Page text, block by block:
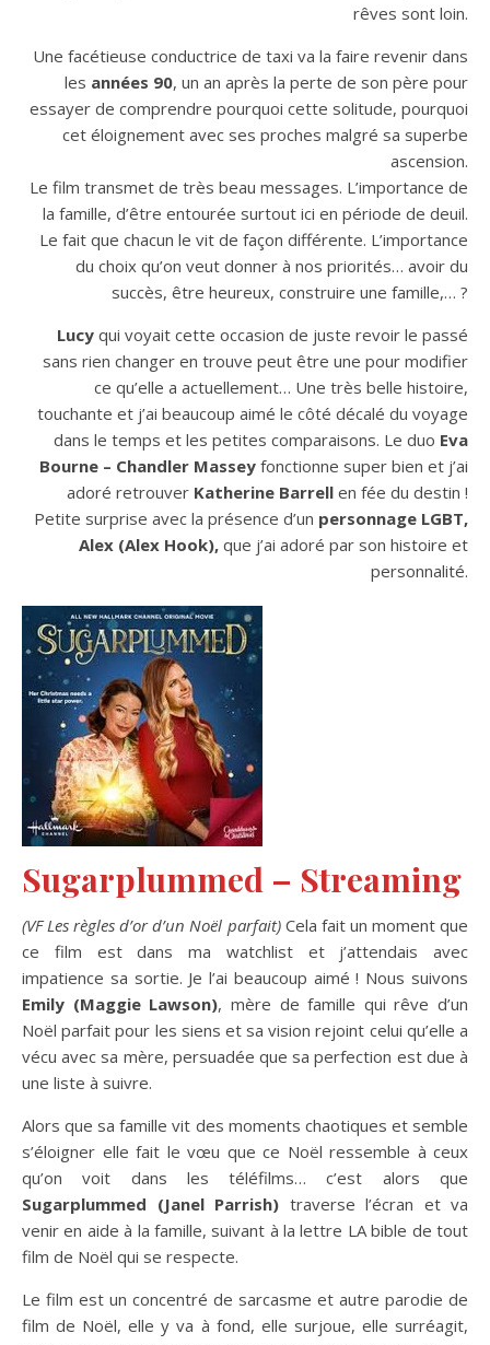
rêves sont loin.
Une facétieuse conductrice de taxi va la faire revenir dans
les années 90, un an après la perte de son père pour
essayer de comprendre pourquoi cette solitude, pourquoi
cet éloignement avec ses proches malgré sa superbe
ascension.
Le film transmet de très beau messages. L’importance de
la famille, d’être entourée surtout ici en période de deuil.
Le fait que chacun le vit de façon différente. L’importance
du choix qu’on veut donner à nos priorités… avoir du
succès, être heureux, construire une famille,… ?
Lucy qui voyait cette occasion de juste revoir le passé
sans rien changer en trouve peut être une pour modifier
ce qu’elle a actuellement… Une très belle histoire,
touchante et j’ai beaucoup aimé le côté décalé du voyage
dans le temps et les petites comparaisons. Le duo Eva
Bourne – Chandler Massey fonctionne super bien et j’ai
adoré retrouver Katherine Barrell en fée du destin !
Petite surprise avec la présence d’un personnage LGBT,
Alex (Alex Hook), que j’ai adoré par son histoire et
personnalité.
Sugarplummed – Streaming
(VF Les règles d’or d’un Noël parfait)Cela fait un moment que
ce film est dans ma watchlist et j’attendais avec
impatience sa sortie. Je l’ai beaucoup aimé ! Nous suivons
Emily (Maggie Lawson), mère de famille qui rêve d’un
Noël parfait pour les siens et sa vision rejoint celui qu’elle a
vécu avec sa mère, persuadée que sa perfection est due à
une liste à suivre.
Alors que sa famille vit des moments chaotiques et semble
s’éloigner elle fait le vœu que ce Noël ressemble à ceux
qu’on voit dans les téléfilms… c’est alors que
Sugarplummed (Janel Parrish) traverse l’écran et va
venir en aide à la famille, suivant à la lettre LA bible de tout
film de Noël qui se respecte.
Le film est un concentré de sarcasme et autre parodie de
film de Noël, elle y va à fond, elle surjoue, elle surréagit,